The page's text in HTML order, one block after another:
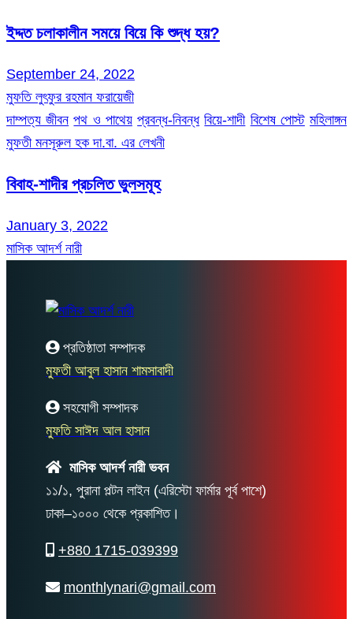
ইদ্দত চলাকালীন সময়ে বিয়ে কি শুদ্ধ হয়?
September 24, 2022
মুফতি লুৎফুর রহমান ফরায়েজী
দাম্পত্য জীবন পথ ও পাথেয় প্রবন্ধ-নিবন্ধ বিয়ে-শাদী বিশেষ পোস্ট মহিলাঙ্গন
মুফতী মনসূরুল হক দা.বা. এর লেখনী
বিবাহ-শাদীর প্রচলিত ভুলসমূহ
January 3, 2022
মাসিক আদর্শ নারী
প্রতিষ্ঠাতা সম্পাদক
মুফতী আবুল হাসান শামসাবাদী
সহযোগী সম্পাদক
মুফতি সাঈদ আল হাসান
মাসিক আদর্শ নারী ভবন
১১/১, পুরানা পল্টন লাইন (এরিস্টো ফার্মার পূর্ব পাশে)
ঢাকা–১০০০ থেকে প্রকাশিত।
+880 1715-039399
monthlynari@gmail.com